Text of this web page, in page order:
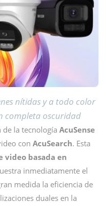
nítidas y a todo color
completa oscuridad
la tecnología AcuSense
con AcuSearch. Esta
video basada en
inmediatamente el
medida la eficiencia de
duales en la